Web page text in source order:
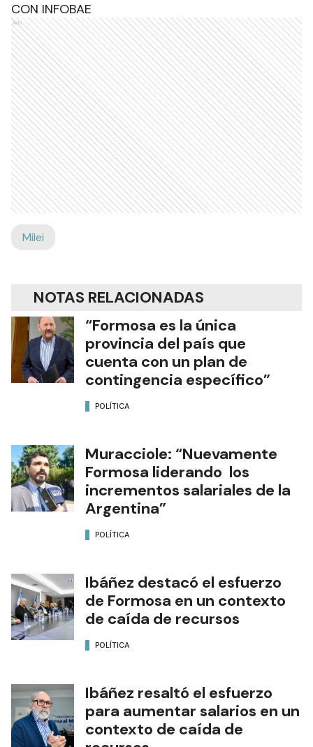
CON INFOBAE
Ads
Milei
NOTAS RELACIONADAS
“Formosa es la única
provincia del país que
cuenta con un plan de
contingencia específico”
POLÍTICA
Muracciole: “Nuevamente
Formosa liderando los
incrementos salariales de la
Argentina”
POLÍTICA
Ibáñez destacó el esfuerzo
de Formosa en un contexto
de caída de recursos
POLÍTICA
Ibáñez resaltó el esfuerzo
para aumentar salarios en un
contexto de caída de